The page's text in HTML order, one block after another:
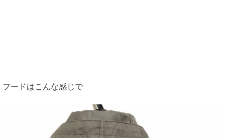
フードはこんな感じで